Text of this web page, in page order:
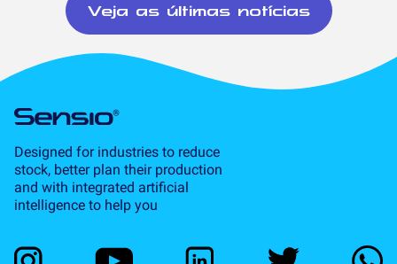
Veja as últimas notícias
Designed for industries to reduce
stock, better plan their production
and with integrated artificial
intelligence to help you